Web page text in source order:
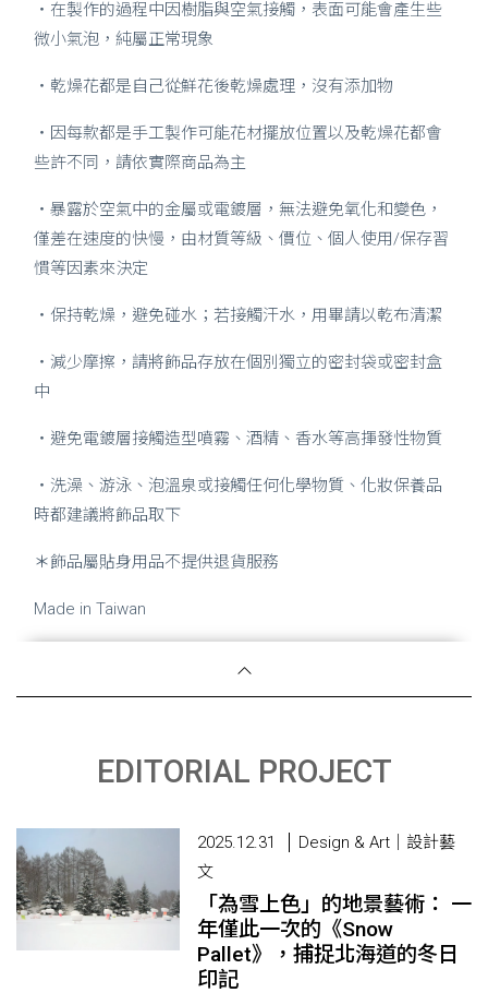
・在製作的過程中因樹脂與空氣接觸，表面可能會產生些
微小氣泡，純屬正常現象
・乾燥花都是自己從鮮花後乾燥處理，沒有添加物
・因每款都是手工製作可能花材擺放位置以及乾燥花都會
些許不同，請依實際商品為主
・暴露於空氣中的金屬或電鍍層，無法避免氧化和變色，
僅差在速度的快慢，由材質等級、價位、個人使用/保存習
慣等因素來決定
・保持乾燥，避免碰水；若接觸汗水，用畢請以乾布清潔
・減少摩擦，請將飾品存放在個別獨立的密封袋或密封盒
中
・避免電鍍層接觸造型噴霧、酒精、香水等高揮發性物質
・洗澡、游泳、泡溫泉或接觸任何化學物質、化妝保養品
時都建議將飾品取下
＊飾品屬貼身用品不提供退貨服務
Made in Taiwan
EDITORIAL PROJECT
2025.12.31
Design & Art｜設計藝
文
「為雪上色」的地景藝術： 一
年僅此一次的《Snow
Pallet》，捕捉北海道的冬日
印記